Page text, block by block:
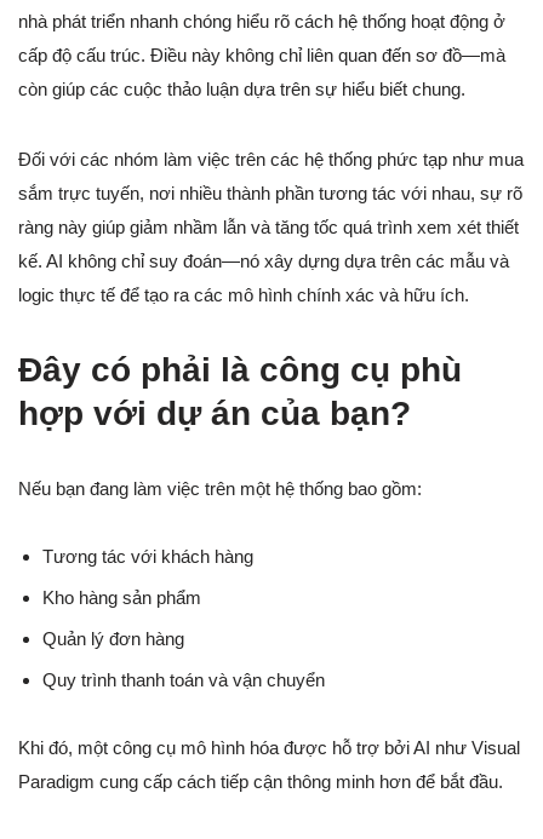
nhà phát triển nhanh chóng hiểu rõ cách hệ thống hoạt động ở
cấp độ cấu trúc. Điều này không chỉ liên quan đến sơ đồ—mà
còn giúp các cuộc thảo luận dựa trên sự hiểu biết chung.
Đối với các nhóm làm việc trên các hệ thống phức tạp như mua
sắm trực tuyến, nơi nhiều thành phần tương tác với nhau, sự rõ
ràng này giúp giảm nhầm lẫn và tăng tốc quá trình xem xét thiết
kế. AI không chỉ suy đoán—nó xây dựng dựa trên các mẫu và
logic thực tế để tạo ra các mô hình chính xác và hữu ích.
Đây có phải là công cụ phù
hợp với dự án của bạn?
Nếu bạn đang làm việc trên một hệ thống bao gồm:
Tương tác với khách hàng
Kho hàng sản phẩm
Quản lý đơn hàng
Quy trình thanh toán và vận chuyển
Khi đó, một công cụ mô hình hóa được hỗ trợ bởi AI như Visual
Paradigm cung cấp cách tiếp cận thông minh hơn để bắt đầu.